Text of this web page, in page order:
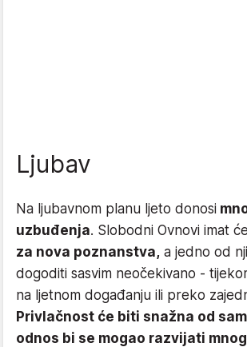
Ljubav
Na ljubavnom planu ljeto donosi
uzbuđenja. Slobodni Ovnovi imat će
za nova poznanstva, a jedno od
dogoditi sasvim neočekivano -
na ljetnom događanju ili preko
Privlačnost će biti snažna od
odnos bi se mogao razvijati